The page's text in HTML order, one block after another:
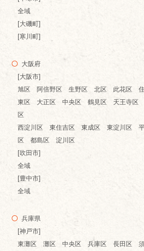
全域
[大磯町]
[寒川町]
大阪府
[大阪市]
旭区 阿倍野区 生野区 北区 此花区
東区 大正区 中央区 鶴見区 天王寺
区
西淀川区 東住吉区 東成区 東淀川区
区 都島区 淀川区
[吹田市]
全域
[豊中市]
全域
兵庫県
[神戸市]
東灘区 灘区 中央区 兵庫区 長田区